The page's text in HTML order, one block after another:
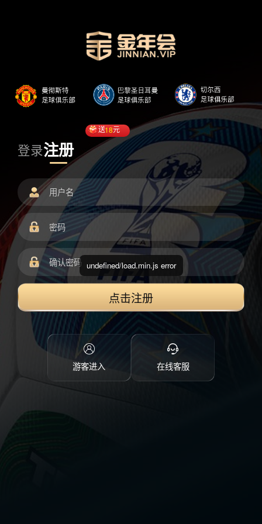
登录注册
送18元
点击注册
游客进入 在线客服
undefined/load.min.js error